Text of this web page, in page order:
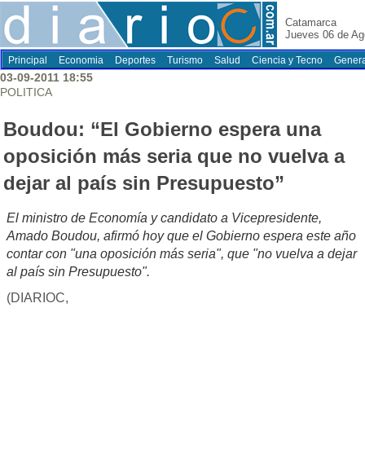
Catamarca
Jueves 06 de
Principal Economia Deportes Turismo Salud Ciencia y Tecno
03-09-2011 18:55
POLITICA
Boudou: “El Gobierno espera una
oposición más seria que no vuelva a
dejar al país sin Presupuesto”
El ministro de Economía y candidato a Vicepresidente,
Amado Boudou, afirmó hoy que el Gobierno espera este año
contar con "una oposición más seria", que "no vuelva a dejar
al país sin Presupuesto".
(DIARIOC,